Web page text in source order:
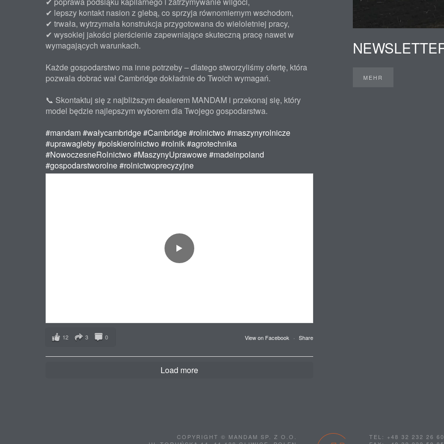
✔ lepszy kontakt nasion z glebą, co sprzyja równomiernym wschodom,
✔ trwała, wytrzymała konstrukcja przygotowana do wieloletniej pracy,
✔ wysokiej jakości pierścienie zapewniające skuteczną pracę nawet w
wymagających warunkach.
Każde gospodarstwo ma inne potrzeby – dlatego stworzyliśmy ofertę, która
pozwala dobrać wał Cambridge dokładnie do Twoich wymagań.
📞 Skontaktuj się z najbliższym dealerem MANDAM i przekonaj się, który
model będzie najlepszym wyborem dla Twojego gospodarstwa.
#mandam#wałycambridge#Cambridge#rolnictwo #maszynyrolnicze
#uprawagleby#polskierolnictwo #rolnik#agrotechnika
#NowoczesneRolnictwo #MaszynyUprawowe#madeinpoland
#gospodarstworolne#rolnictwoprecyzyjne
View on Facebook · Share
12 3 0
Load more
MEHR
COPYRIGHT © MANDAM SP. Z O.O.
TEL: +48 32 232 26 60